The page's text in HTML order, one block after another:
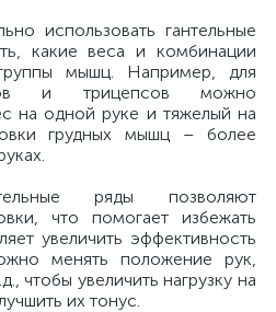
использовать гантельные
какие веса и комбинации
мышц. Например, для
и трицепсов можно
на одной руке и тяжелый на
грудных мышц – более
ряды позволяют
что помогает избежать
увеличить эффективность
менять положение рук,
чтобы увеличить нагрузку на
их тонус.